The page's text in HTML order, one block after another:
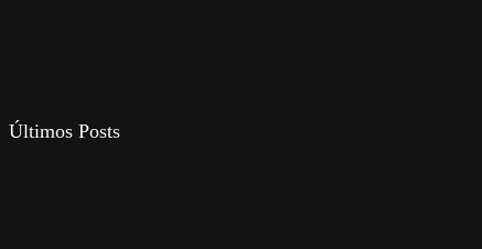
Últimos Posts